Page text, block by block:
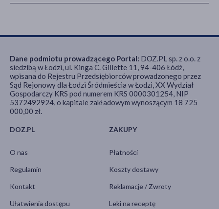
DOZ.PL
O nas
Regulamin
Kontakt
Ułatwienia dostępu
ZAKUPY
Płatności
Koszty dostawy
Reklamacje / Zwroty
Leki na receptę
Dane podmiotu prowadzącego Portal: DOZ.PL sp. z o.o. z
siedzibą w Łodzi, ul. Kinga C. Gillette 11, 94-406 Łódź,
wpisana do Rejestru Przedsiębiorców prowadzonego przez
Sąd Rejonowy dla Łodzi Śródmieścia w Łodzi, XX Wydział
Gospodarczy KRS pod numerem KRS 0000301254, NIP
5372492924, o kapitale zakładowym wynoszącym 18 725
000,00 zł.